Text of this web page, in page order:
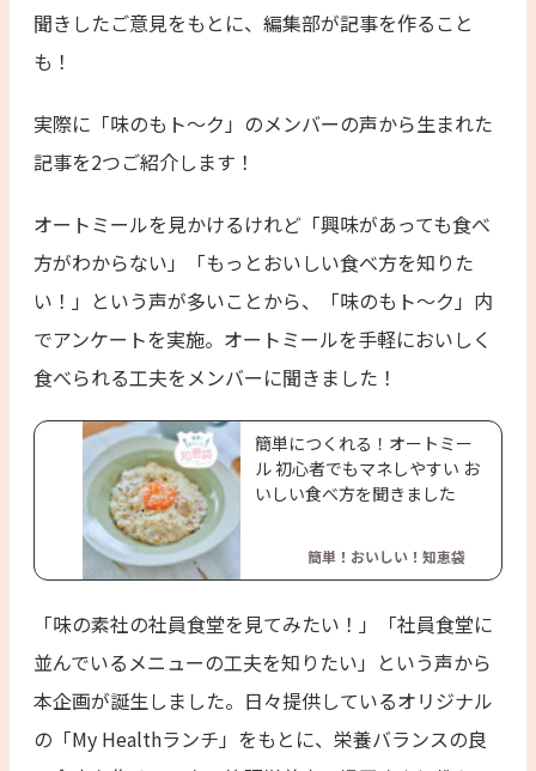
聞きしたご意見をもとに、編集部が記事を作ること
も！
実際に「味のもト〜ク」のメンバーの声から生まれた
記事を2つご紹介します！
オートミールを見かけるけれど「興味があっても食べ
方がわからない」「もっとおいしい食べ方を知りた
い！」という声が多いことから、「味のもト〜ク」内
でアンケートを実施。オートミールを手軽においしく
食べられる工夫をメンバーに聞きました！
簡単につくれる！オートミー
ル 初心者でもマネしやすい お
いしい食べ方を聞きました
簡単！おいしい！知恵袋
「味の素社の社員食堂を見てみたい！」「社員食堂に
並んでいるメニューの工夫を知りたい」という声から
本企画が誕生しました。日々提供しているオリジナル
の「My Healthランチ」をもとに、栄養バランスの良